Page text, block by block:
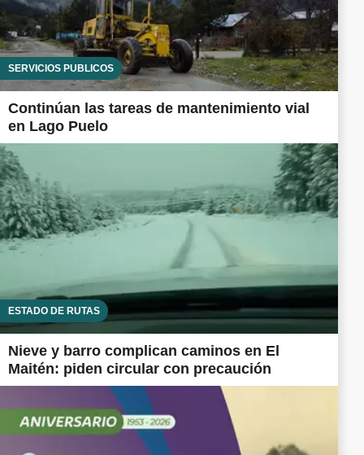
SERVICIOS PÚBLICOS
Continúan las tareas de mantenimiento vial
en Lago Puelo
ESTADO DE RUTAS
Nieve y barro complican caminos en El
Maitén: piden circular con precaución